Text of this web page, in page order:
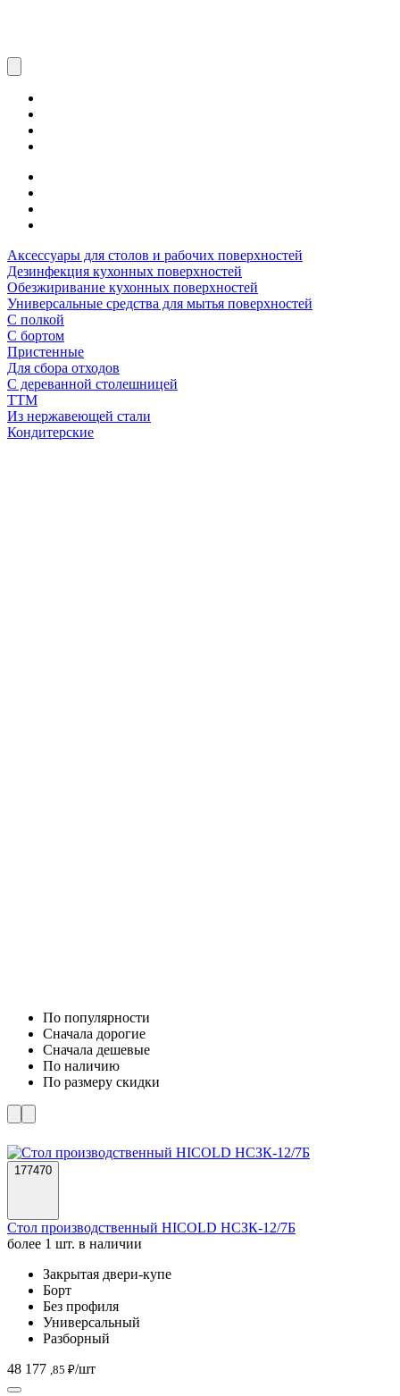
Аксессуары для столов и рабочих поверхностей
Дезинфекция кухонных поверхностей
Обезжиривание кухонных поверхностей
Универсальные средства для мытья поверхностей
С полкой
С бортом
Пристенные
Для сбора отходов
С дереванной столешницей
ТТМ
Из нержавеющей стали
Кондитерские
По популярности
Cначала дорогие
Cначала дешевые
По наличию
По размеру скидки
177470
Стол производственный HICOLD НСЗК-12/7Б
более 1 шт. в наличии
Закрытая двери-купе
Борт
Без профиля
Универсальный
Разборный
48 177 ,85 ₽/шт